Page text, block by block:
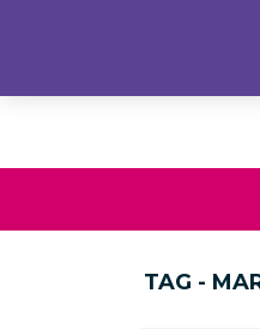
TAG -